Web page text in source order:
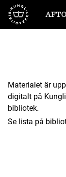
Till startsidan
Materialet är
digitalt på
bibliotek.
Se lista på